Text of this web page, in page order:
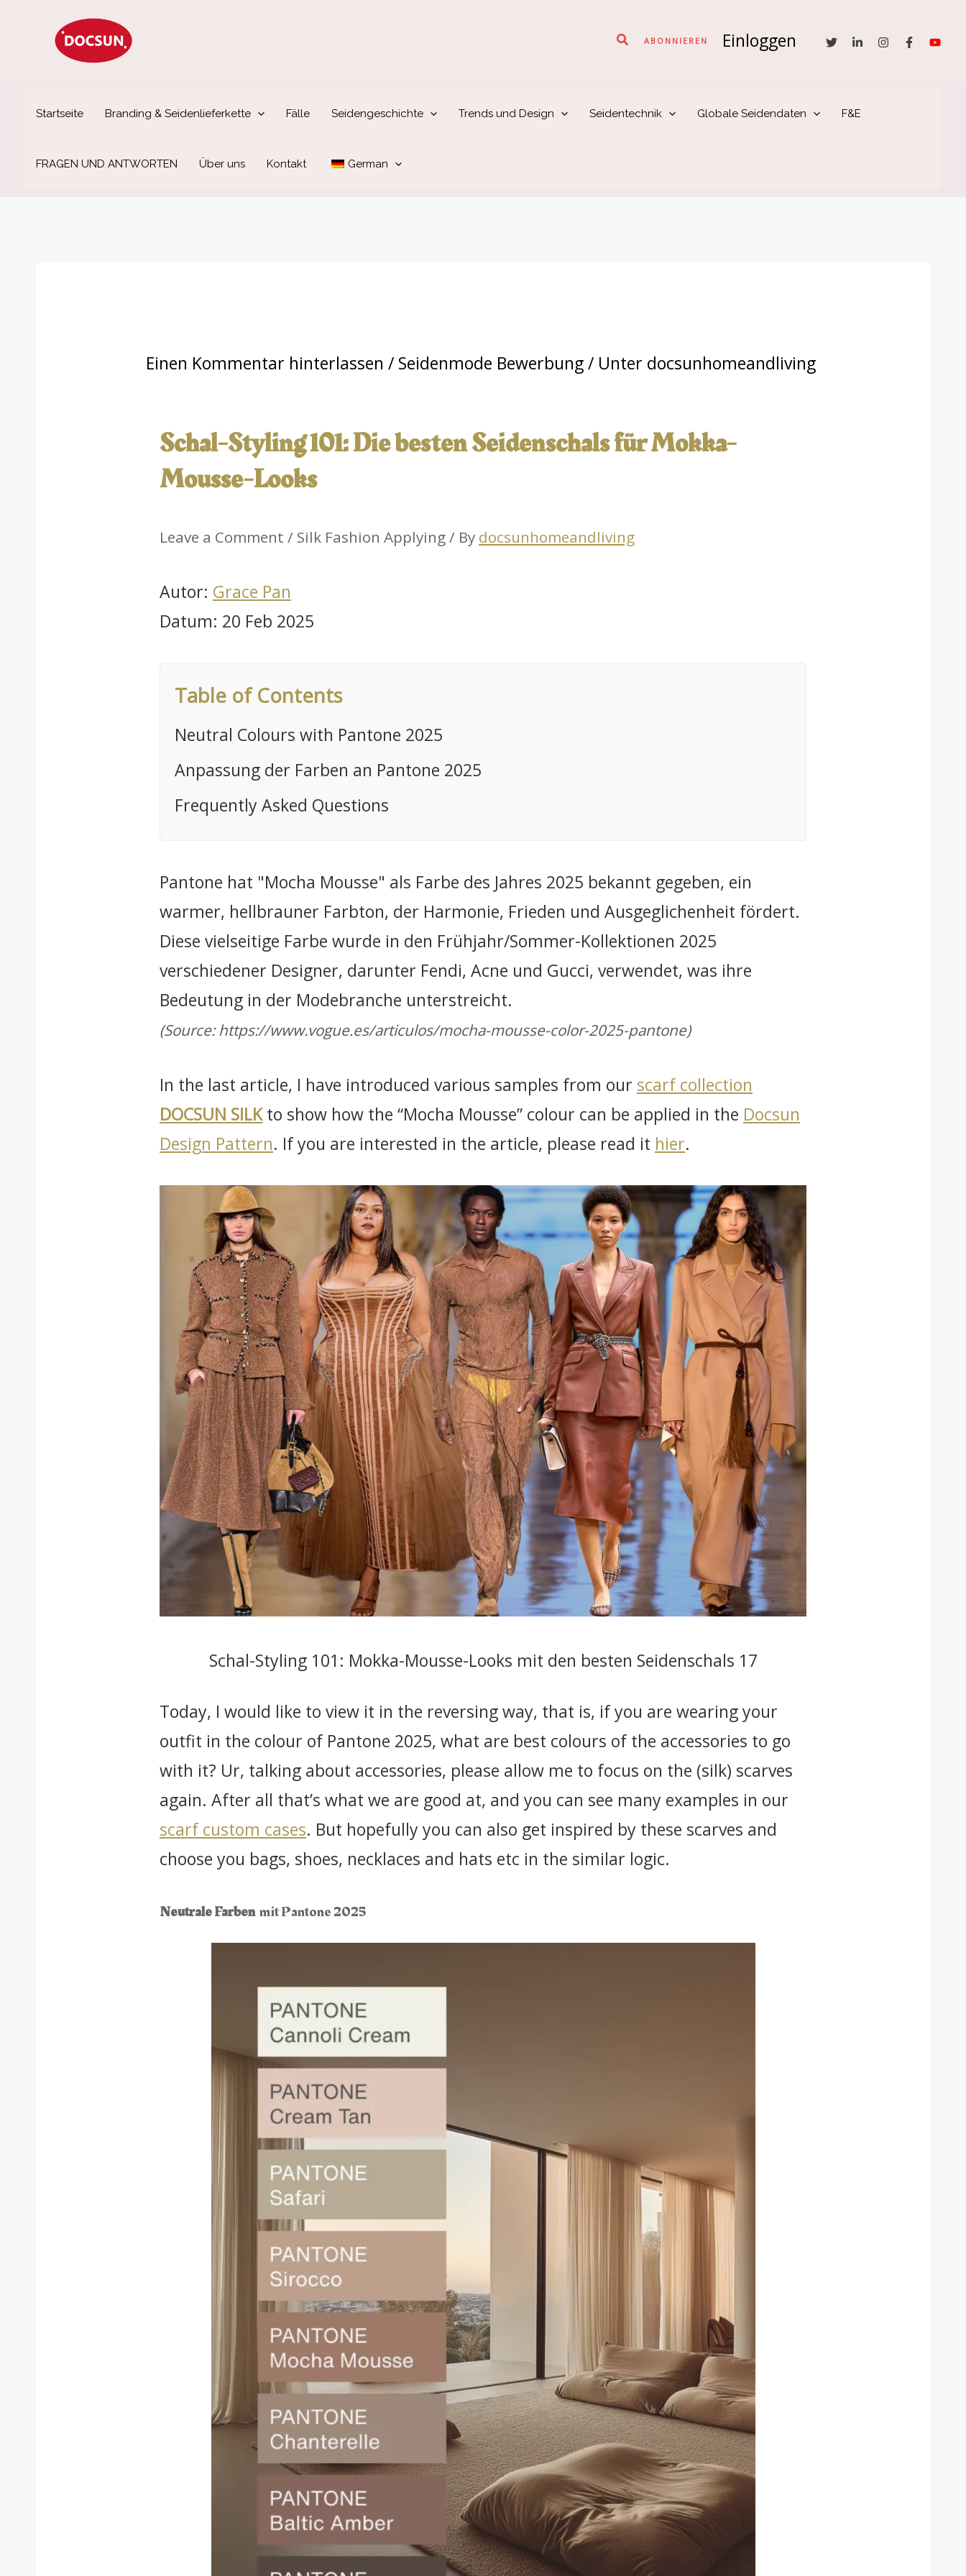
springen
SucheABONNIEREN Einloggen
Startseite Branding & Seidenlieferkette Fälle Seidengeschichte Trends und Design Seidentechnik Globale Seidendaten F&E
FRAGEN UND ANTWORTEN Über uns Kontakt German
Einen Kommentar hinterlassen / Seidenmode Bewerbung/ Unter docsunhomeandliving
Schal-Styling 101: Die besten Seidenschals für Mokka-
Mousse-Looks
Leave a Comment / Silk Fashion Applying / By docsunhomeandliving
Autor: Grace Pan
Datum: 20 Feb 2025
Table of Contents
Neutral Colours with Pantone 2025
Anpassung der Farben an Pantone 2025
Frequently Asked Questions
Pantone hat "Mocha Mousse" als Farbe des Jahres 2025 bekannt gegeben, ein
warmer, hellbrauner Farbton, der Harmonie, Frieden und Ausgeglichenheit fördert.
Diese vielseitige Farbe wurde in den Frühjahr/Sommer-Kollektionen 2025
verschiedener Designer, darunter Fendi, Acne und Gucci, verwendet, was ihre
Bedeutung in der Modebranche unterstreicht.
(Source: https://www.vogue.es/articulos/mocha-mousse-color-2025-pantone)
In the last article, I have introduced various samples from our scarf collection
DOCSUN SILKto show how the “Mocha Mousse” colour can be applied in the Docsun
Design Pattern. If you are interested in the article, please read it hier.
Schal-Styling 101: Mokka-Mousse-Looks mit den besten Seidenschals 17
Today, I would like to view it in the reversing way, that is, if you are wearing your
outfit in the colour of Pantone 2025, what are best colours of the accessories to go
with it? Ur, talking about accessories, please allow me to focus on the (silk) scarves
again. After all that’s what we are good at, and you can see many examples in our
scarf custom cases. But hopefully you can also get inspired by these scarves and
choose you bags, shoes, necklaces and hats etc in the similar logic.
Neutrale Farbenmit Pantone 2025